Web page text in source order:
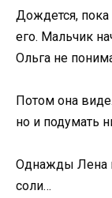
Дождется,
его. Мальчик
Ольга не
Потом она
но и подумать
Однажды Лена
соли…